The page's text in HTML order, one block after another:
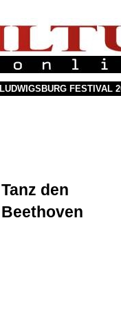
LUDWIGSBURG FESTIVAL
Tanz den
Beethoven